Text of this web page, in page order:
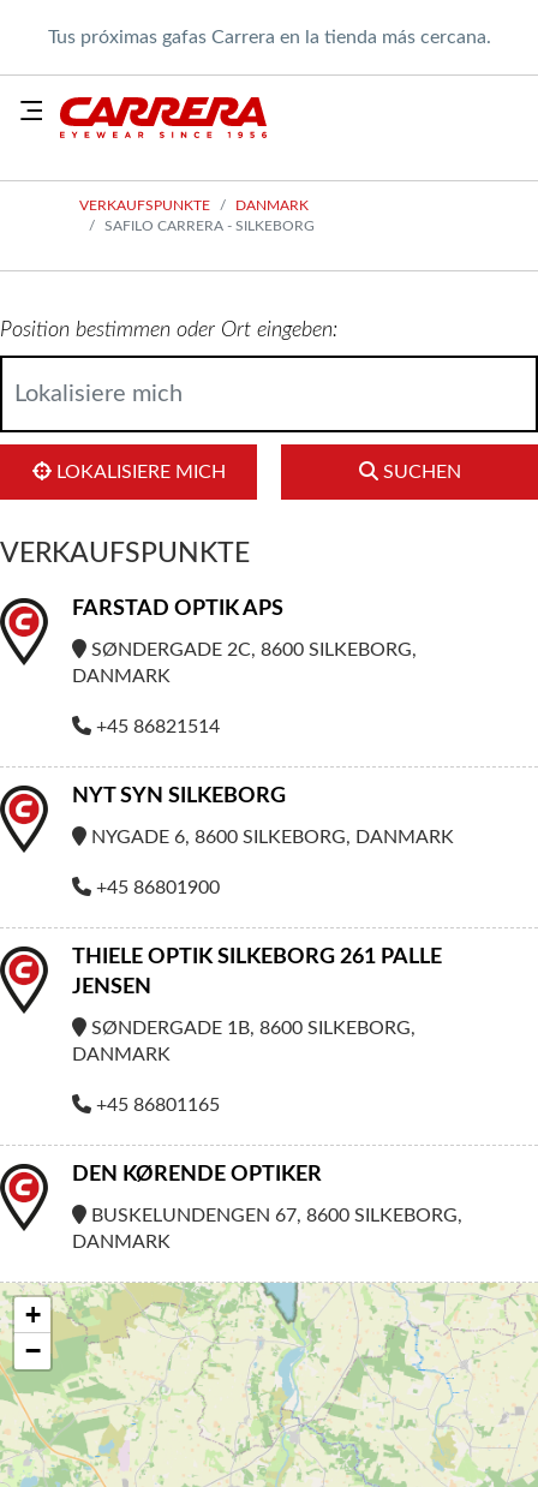
Tus próximas gafas Carrera en la tienda más cercana.
VERKAUFSPUNKTE
DANMARK
SAFILO CARRERA - SILKEBORG
Position bestimmen oder Ort eingeben:
LOKALISIERE MICH SUCHEN
VERKAUFSPUNKTE
FARSTAD OPTIK APS
SØNDERGADE 2C, 8600 SILKEBORG,
DANMARK
+45 86821514
NYT SYN SILKEBORG
NYGADE 6, 8600 SILKEBORG, DANMARK
+45 86801900
THIELE OPTIK SILKEBORG 261 PALLE
JENSEN
SØNDERGADE 1B, 8600 SILKEBORG,
DANMARK
+45 86801165
DEN KØRENDE OPTIKER
BUSKELUNDENGEN 67, 8600 SILKEBORG,
DANMARK
+
−